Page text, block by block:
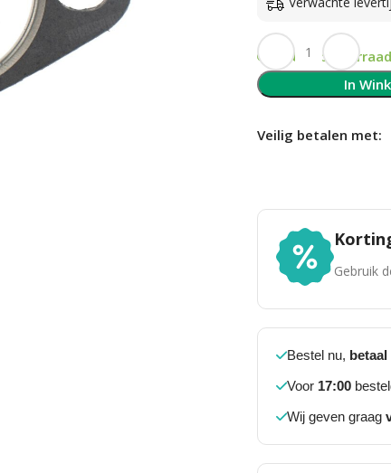
Op
In
Veilig betalen met:
Gebruik
Bestel nu,
Voor 17:00
Wij geven graag